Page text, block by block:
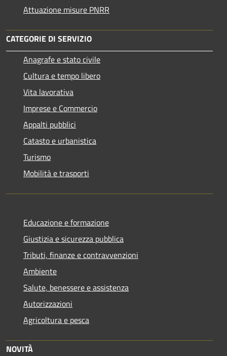
Attuazione misure PNRR
CATEGORIE DI SERVIZIO
Anagrafe e stato civile
Cultura e tempo libero
Vita lavorativa
Imprese e Commercio
Appalti pubblici
Catasto e urbanistica
Turismo
Mobilità e trasporti
Educazione e formazione
Giustizia e sicurezza pubblica
Tributi, finanze e contravvenzioni
Ambiente
Salute, benessere e assistenza
Autorizzazioni
Agricoltura e pesca
NOVITÀ